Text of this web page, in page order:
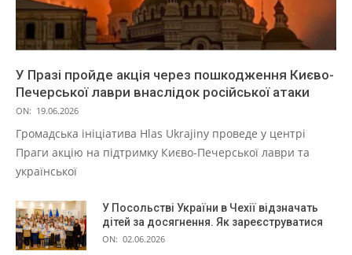
У Празі пройде акція через пошкодження Києво-
Печерської лаври внаслідок російської атаки
ON: 19.06.2026
Громадська ініціатива Hlas Ukrajiny проведе у центрі
Праги акцію на підтримку Києво-Печерської лаври та
української
У Посольстві України в Чехії відзначать
дітей за досягнення. Як зареєструватися
ON: 02.06.2026